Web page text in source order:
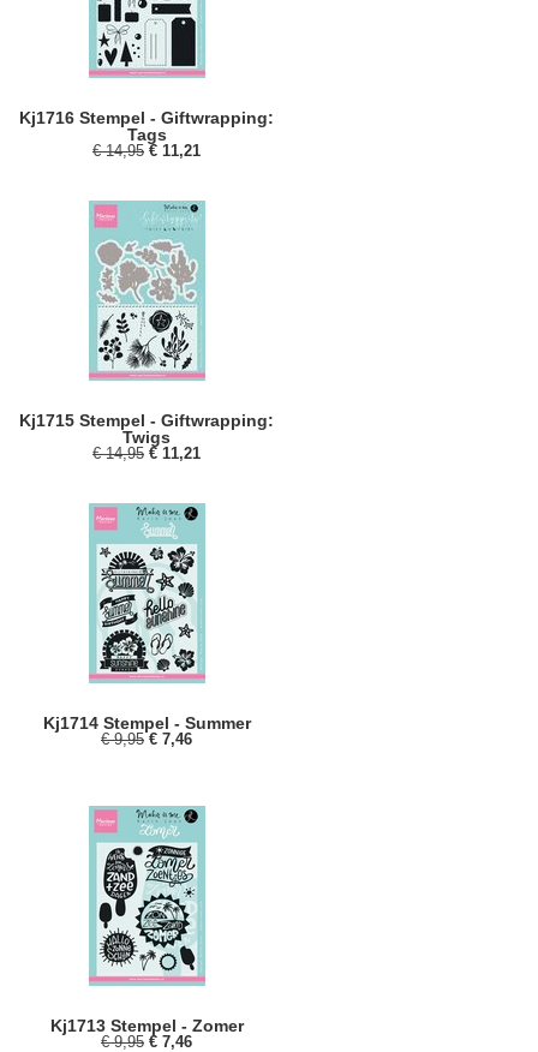
Kj1716 Stempel - Giftwrapping:
Tags
€ 14,95 € 11,21
Kj1715 Stempel - Giftwrapping:
Twigs
€ 14,95 € 11,21
Kj1714 Stempel - Summer
€ 9,95 € 7,46
Kj1713 Stempel - Zomer
€ 9,95 € 7,46